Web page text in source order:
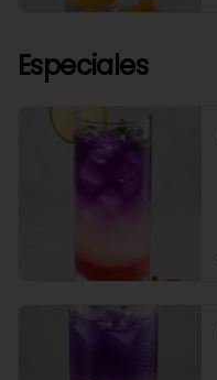
Especiales